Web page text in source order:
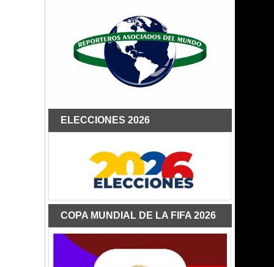
ELECCIONES 2026
COPA MUNDIAL DE LA FIFA 2026